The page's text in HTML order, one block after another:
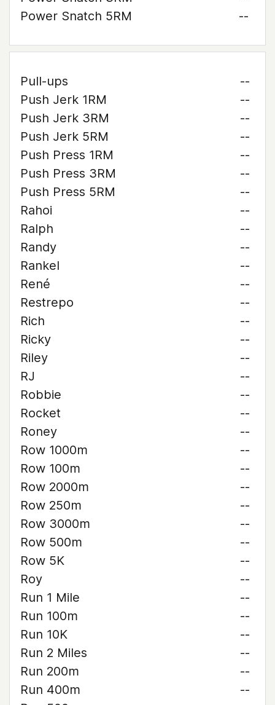
Power Snatch 5RM
--
Pull-ups
--
Push Jerk 1RM
--
Push Jerk 3RM
--
Push Jerk 5RM
--
Push Press 1RM
--
Push Press 3RM
--
Push Press 5RM
--
Rahoi
--
Ralph
--
Randy
--
Rankel
--
René
--
Restrepo
--
Rich
--
Ricky
--
Riley
--
RJ
--
Robbie
--
Rocket
--
Roney
--
Row 1000m
--
Row 100m
--
Row 2000m
--
Row 250m
--
Row 3000m
--
Row 500m
--
Row 5K
--
Roy
--
Run 1 Mile
--
Run 100m
--
Run 10K
--
Run 2 Miles
--
Run 200m
--
Run 400m
--